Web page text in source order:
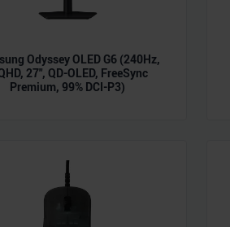
Odyssey OLED G6 (240Hz,
27", QD-OLED, FreeSync
Premium, 99% DCI-P3)